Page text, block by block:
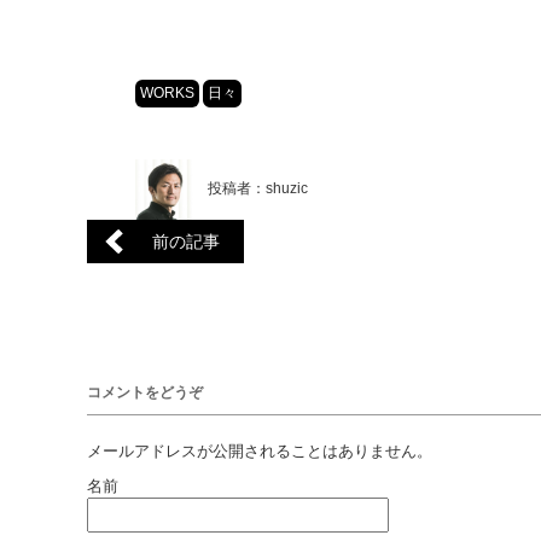
WORKS 日々
投稿者：shuzic
前の記事
コメントをどうぞ
メールアドレスが公開されることはありません。
名前